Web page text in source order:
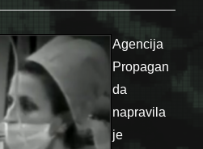
Agencija
Propagan
da
napravila
je